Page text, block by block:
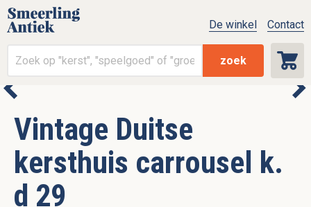
zoek
De winkel Contact
Vintage Duitse
kersthuis carrousel k.
d 29